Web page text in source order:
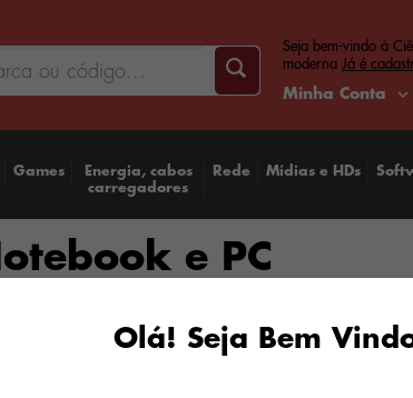
Seja bem-vindo à
moderna Já é
Minha Conta
Games
Energia, cabos
carregadores
Rede Mídias e HDs
e PC
Olá! Seja Bem